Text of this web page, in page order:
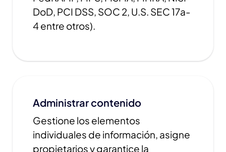
DoD, PCI DSS, SOC 2, U.S. SEC 17a-
4 entre otros).
Administrar contenido
Gestione los elementos
individuales de información, asigne
propietarios y garantice la